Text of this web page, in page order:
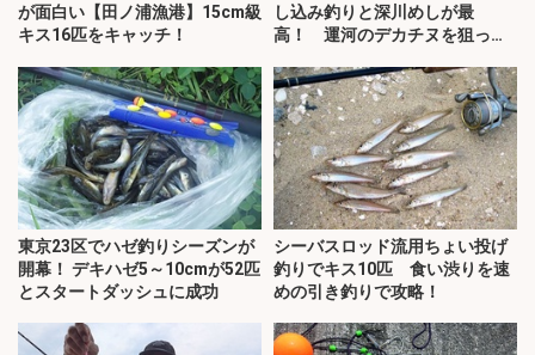
が面白い【田ノ浦漁港】15cm級
キス16匹をキャッチ！
し込み釣りと深川めしが最
高！ 運河のデカチヌを狙って
東京23区でハゼ釣りシーズンが
開幕！ デキハゼ5～10cmが52匹
とスタートダッシュに成功
シーバスロッド流用ちょい投げ
釣りでキス10匹 食い渋りを速
めの引き釣りで攻略！